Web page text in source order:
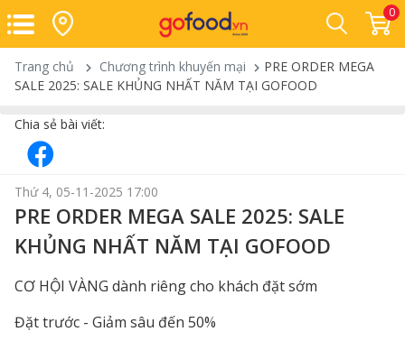
0
Trang chủ Chương trình khuyến mại
PRE ORDER MEGA
SALE 2025: SALE KHỦNG NHẤT NĂM TẠI GOFOOD
Chia sẻ bài viết:
Thứ 4, 05-11-2025 17:00
PRE ORDER MEGA SALE 2025: SALE
KHỦNG NHẤT NĂM TẠI GOFOOD
CƠ HỘI VÀNG dành riêng cho khách đặt sớm
Đặt trước - Giảm sâu đến 50%